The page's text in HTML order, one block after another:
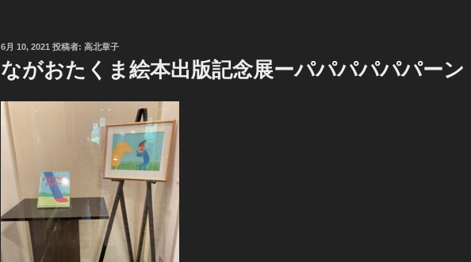
投
稿
日:
6月 10, 2021 投稿者: 高北章子
ながおたくま絵本出版記念展ーパパパパパパーン